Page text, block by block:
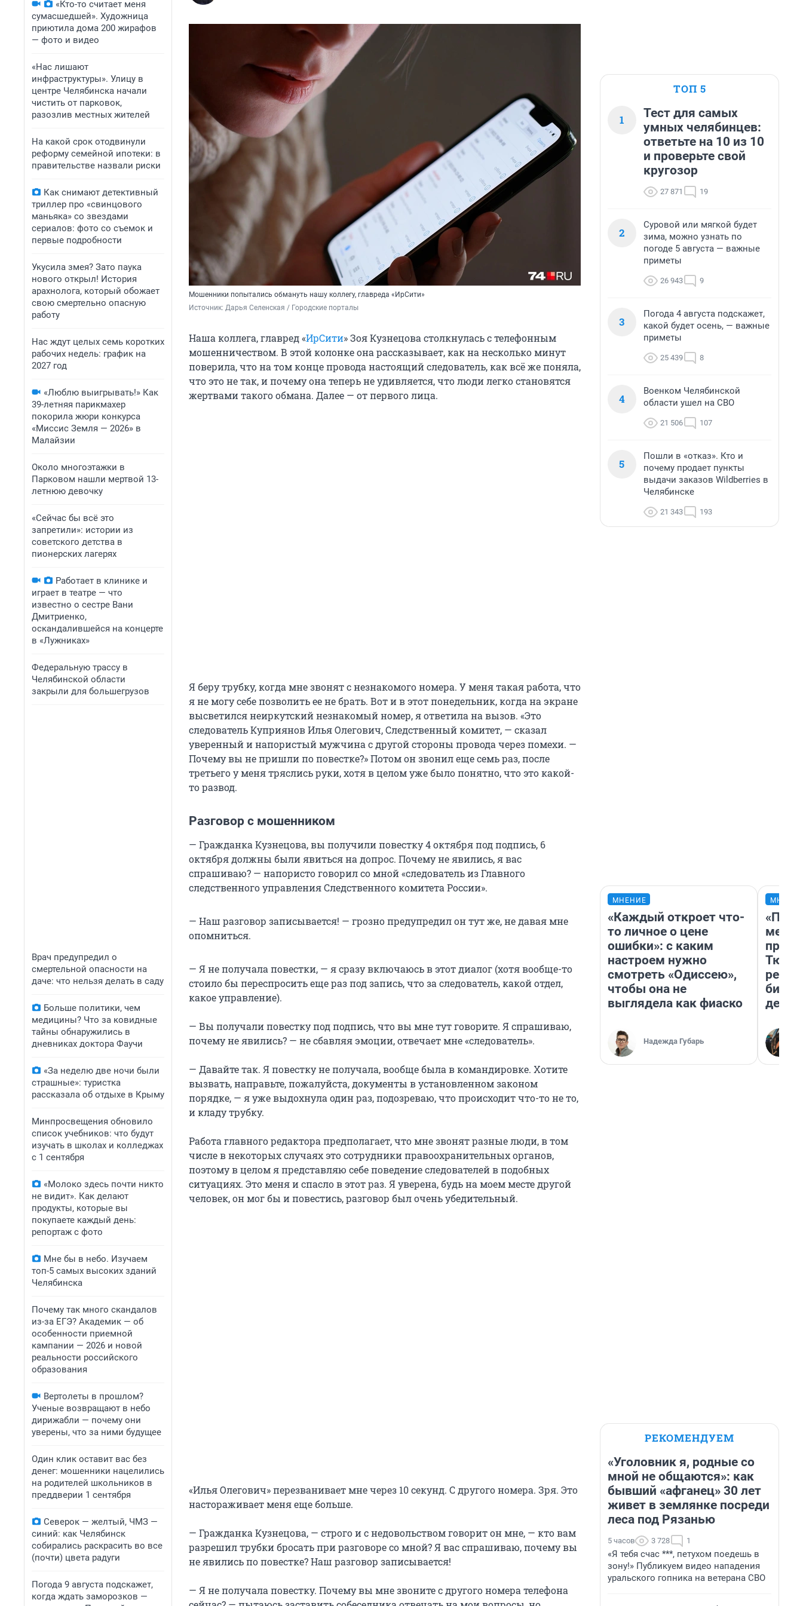
«Кто-то считает меня
сумасшедшей». Художница
приютила дома 200 жирафов
— фото и видео
«Нас лишают
инфраструктуры». Улицу в
центре Челябинска начали
чистить от парковок,
разозлив местных жителей
На какой срок отодвинули
реформу семейной ипотеки: в
правительстве назвали риски
Как снимают детективный
триллер про «свинцового
маньяка» со звездами
сериалов: фото со съемок и
первые подробности
Укусила змея? Зато паука
нового открыл! История
арахнолога, который обожает
свою смертельно опасную
работу
Нас ждут целых семь коротких
рабочих недель: график на
2027 год
«Люблю выигрывать!» Как
39-летняя парикмахер
покорила жюри конкурса
«Миссис Земля — 2026» в
Малайзии
Около многоэтажки в
Парковом нашли мертвой 13-
летнюю девочку
«Сейчас бы всё это
запретили»: истории из
советского детства в
пионерских лагерях
Работает в клинике и
играет в театре — что
известно о сестре Вани
Дмитриенко,
оскандалившейся на концерте
в «Лужниках»
Федеральную трассу в
Челябинской области
закрыли для большегрузов
Врач предупредил о
смертельной опасности на
даче: что нельзя делать в саду
Больше политики, чем
медицины? Что за ковидные
тайны обнаружились в
дневниках доктора Фаучи
«За неделю две ночи были
страшные»: туристка
рассказала об отдыхе в Крыму
Минпросвещения обновило
список учебников: что будут
изучать в школах и колледжах
с 1 сентября
«Молоко здесь почти никто
не видит». Как делают
продукты, которые вы
покупаете каждый день:
репортаж с фото
Мне бы в небо. Изучаем
топ-5 самых высоких зданий
Челябинска
Почему так много скандалов
из-за ЕГЭ? Академик — об
особенности приемной
кампании — 2026 и новой
реальности российского
образования
Вертолеты в прошлом?
Ученые возвращают в небо
дирижабли — почему они
уверены, что за ними будущее
Один клик оставит вас без
денег: мошенники нацелились
на родителей школьников в
преддверии 1 сентября
Северок — желтый, ЧМЗ —
синий: как Челябинск
собирались раскрасить во все
(почти) цвета радуги
Погода 9 августа подскажет,
когда ждать заморозков —
Мошенники попытались обмануть нашу коллегу, главреда «ИрСити»
Источник: Дарья Селенская / Городские порталы
Наша коллега, главред «ИрСити» Зоя Кузнецова столкнулась с телефонным
мошенничеством. В этой колонке она рассказывает, как на несколько минут
поверила, что на том конце провода настоящий следователь, как всё же поняла,
что это не так, и почему она теперь не удивляется, что люди легко становятся
жертвами такого обмана. Далее — от первого лица.
Я беру трубку, когда мне звонят с незнакомого номера. У меня такая работа, что
я не могу себе позволить ее не брать. Вот и в этот понедельник, когда на экране
высветился неиркутский незнакомый номер, я ответила на вызов. «Это
следователь Куприянов Илья Олегович, Следственный комитет, — сказал
уверенный и напористый мужчина с другой стороны провода через помехи. —
Почему вы не пришли по повестке?» Потом он звонил еще семь раз, после
третьего у меня тряслись руки, хотя в целом уже было понятно, что это какой-
то развод.
Разговор с мошенником
— Гражданка Кузнецова, вы получили повестку 4 октября под подпись, 6
октября должны были явиться на допрос. Почему не явились, я вас
спрашиваю? — напористо говорил со мной «следователь из Главного
следственного управления Следственного комитета России».
— Наш разговор записывается! — грозно предупредил он тут же, не давая мне
опомниться.
— Я не получала повестки, — я сразу включаюсь в этот диалог (хотя вообще-то
стоило бы переспросить еще раз под запись, что за следователь, какой отдел,
какое управление).
— Вы получали повестку под подпись, что вы мне тут говорите. Я спрашиваю,
почему не явились? — не сбавляя эмоции, отвечает мне «следователь».
— Давайте так. Я повестку не получала, вообще была в командировке. Хотите
вызвать, направьте, пожалуйста, документы в установленном законом
порядке, — я уже выдохнула один раз, подозреваю, что происходит что-то не то,
и кладу трубку.
Работа главного редактора предполагает, что мне звонят разные люди, в том
числе в некоторых случаях это сотрудники правоохранительных органов,
поэтому в целом я представляю себе поведение следователей в подобных
ситуациях. Это меня и спасло в этот раз. Я уверена, будь на моем месте другой
человек, он мог бы и повестись, разговор был очень убедительный.
«Илья Олегович» перезванивает мне через 10 секунд. С другого номера. Зря. Это
настораживает меня еще больше.
— Гражданка Кузнецова, — строго и с недовольством говорит он мне, — кто вам
разрешил трубки бросать при разговоре со мной? Я вас спрашиваю, почему вы
не явились по повестке? Наш разговор записывается!
— Я не получала повестку. Почему вы мне звоните с другого номера телефона
ТОП 5
1
Тест для самых
умных челябинцев:
ответьте на 10 из 10
и проверьте свой
кругозор
27 871 19
2
Суровой или мягкой будет
зима, можно узнать по
погоде 5 августа — важные
приметы
26 943 9
3
Погода 4 августа подскажет,
какой будет осень, — важные
приметы
25 439 8
4
Военком Челябинской
области ушел на СВО
21 506 107
5
Пошли в «отказ». Кто и
почему продает пункты
выдачи заказов Wildberries в
Челябинске
21 343 193
МНЕНИЕ
«Каждый откроет что-
то личное о цене
ошибки»: с каким
настроем нужно
смотреть «Одиссею»,
чтобы она не
выглядела как фиаско
Надежда Губарь
РЕКОМЕНДУЕМ
«Уголовник я, родные со
мной не общаются»: как
бывший «афганец» 30 лет
живет в землянке посреди
леса под Рязанью
5 часов 3 728 1
«Я тебя счас ***, петухом поедешь в
зону!» Публикуем видео нападения
уральского гопника на ветерана СВО